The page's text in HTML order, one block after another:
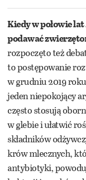
Kiedy w połowie
podawać
rozpoczęto też
to postępowanie
w grudniu 2019
jeden niepokojący
często stosują
w glebie i ułatwić
składników
krów mlecznych,
antybiotyki,